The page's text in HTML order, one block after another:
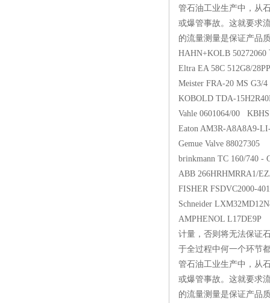
管石油工业生产中，从
或爆管事故。这就要求
的流量测量是保证产
HAHN+KOLB
Eltra EA 58C 512G8/
Meister FRA-20 MS
KOBOLD TDA-
Vahle 0601064/00
Eaton AM3R-
Gemue Valve
brinkmann TC 160/
ABB
FISHER
Schneider
AMPHENOL
计量，否则将无法保证
于全过程中何一个环节
管石油工业生产中，从
或爆管事故。这就要求
的流量测量是保证产